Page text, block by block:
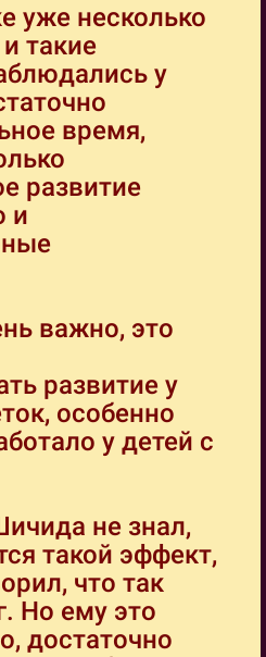
уже несколько
такие
у
время,
развитие
и
важно, это
развитие у
особенно
у детей с
не знал,
такой эффект,
что так
Но ему это
достаточно